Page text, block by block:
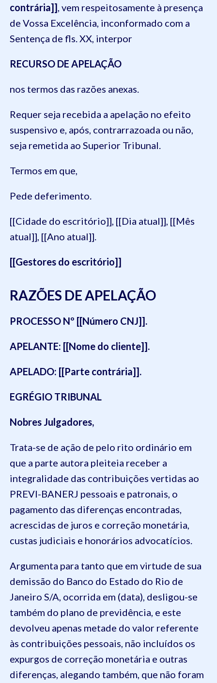
contrária]] , vem respeitosamente à presença
de Vossa Excelência, inconformado com a
Sentença de fls. XX, interpor
RECURSO DE APELAÇÃO
nos termos das razões anexas.
Requer seja recebida a apelação no efeito
suspensivo e, após, contrarrazoada ou não,
seja remetida ao Superior Tribunal.
Termos em que,
Pede deferimento.
[[Cidade do escritório]], [[Dia atual]], [[Mês
atual]], [[Ano atual]].
[[Gestores do escritório]]
RAZÕES DE APELAÇÃO
PROCESSO Nº [[Número CNJ]].
APELANTE: [[Nome do cliente]].
APELADO: [[Parte contrária]].
EGRÉGIO TRIBUNAL
Nobres Julgadores,
Trata-se de ação de pelo rito ordinário em
que a parte autora pleiteia receber a
integralidade das contribuições vertidas ao
PREVI-BANERJ pessoais e patronais, o
pagamento das diferenças encontradas,
acrescidas de juros e correção monetária,
custas judiciais e honorários advocatícios.
Argumenta para tanto que em virtude de sua
demissão do Banco do Estado do Rio de
Janeiro S/A, ocorrida em (data), desligou-se
também do plano de previdência, e este
devolveu apenas metade do valor referente
às contribuições pessoais, não incluídos os
expurgos de correção monetária e outras
diferenças, alegando também, que não foram